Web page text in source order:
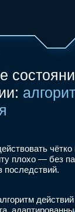
р
- 17:00
в
чётко и спокойно,
без паники, без
под